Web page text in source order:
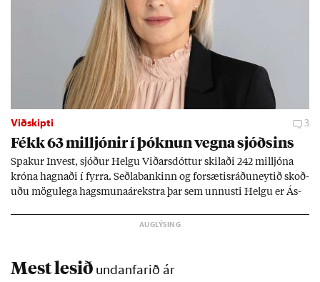
Viðskipti 3
Fékk 63 millj­ón­ir í þókn­un vegna sjóðs­ins
Spak­ur In­vest, sjóð­ur Helgu Við­ars­dótt­ur skil­aði 242 millj­óna
króna hagn­aði í fyrra. Seðla­bank­inn og for­sæt­is­ráðu­neyt­ið skoð­
uðu mögu­lega hags­muna­árekstra þar sem unnusti Helgu er Ás­
Mest lesið undanfarið ár